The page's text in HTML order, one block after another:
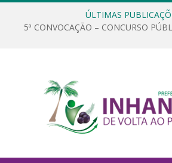
ÚLTIMAS
5ª CONVOCAÇÃO – CONCURSO